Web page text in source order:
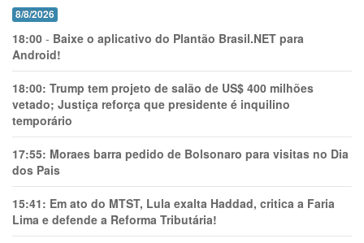
8/8/2026
18:00 - Baixe o aplicativo do Plantão Brasil.NET para
Android!
18:00: Trump tem projeto de salão de US$ 400 milhões
vetado; Justiça reforça que presidente é inquilino
temporário
17:55: Moraes barra pedido de Bolsonaro para visitas no Dia
dos Pais
15:41: Em ato do MTST, Lula exalta Haddad, critica a Faria
Lima e defende a Reforma Tributária!